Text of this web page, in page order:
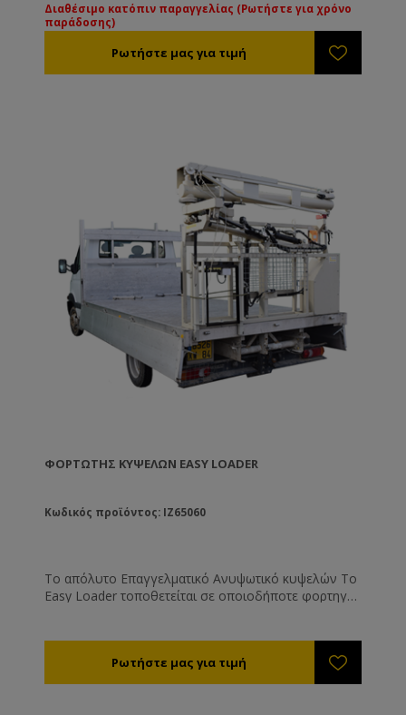
Διαθέσιμο κατόπιν παραγγελίας (Ρωτήστε για χρόνο
παράδοσης)
ΦΟΡΤΩΤΉΣ ΚΥΨΕΛΏΝ EASY LOADER
Κωδικός προϊόντος: IZ65060
Το απόλυτο Επαγγελματικό Ανυψωτικό κυψελών Το
Easy Loader τοποθετείται σε οποιοδήποτε φορτηγό
1,45 μ. και το βάρος του είναι μόνο 240 κιλά. Χάρη
στο πρωτοποριακό αυτόματο σύστημα οριζοντίωσης